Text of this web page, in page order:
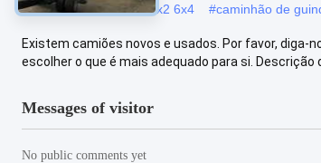
#caminhão-guindaste 4x2 6x4 #caminhão de
Existem camiões novos e usados. Por favor,
escolher o que é mais adequado para si. Descrição
Messages of visitor
No public comments yet